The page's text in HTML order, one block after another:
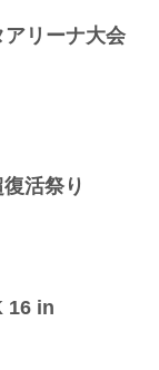
アリーナ大会
活祭り
16 in